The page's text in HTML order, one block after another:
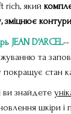
rich, який
зміцнює
JEAN D'ARCEL--
та
стан
ви знайдете
шкіри і